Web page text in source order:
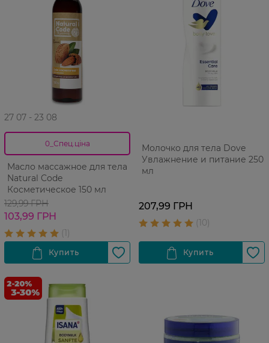
27 07 - 23 08
0_Спец.ціна
Масло массажное для тела
Natural Code
Косметическое 150 мл
129,99 ГРН
103,99 ГРН
Молочко для тела Dove
Увлажнение и питание 250
мл
207,99 ГРН